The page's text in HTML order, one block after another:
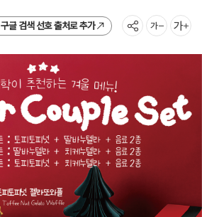
구글 검색 선호 출처로 추가